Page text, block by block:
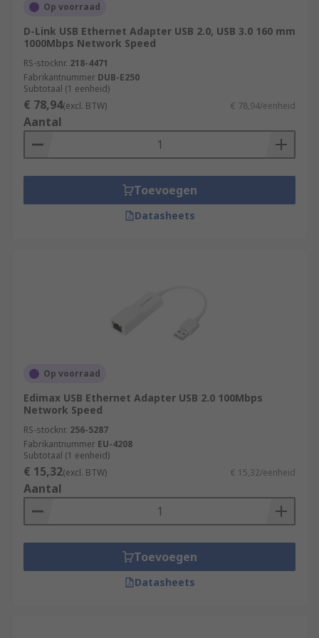
Op voorraad
D-Link USB Ethernet Adapter USB 2.0, USB 3.0 160 mm
1000Mbps Network Speed
RS-stocknr. 218-4471
Fabrikantnummer DUB-E250
Subtotaal (1 eenheid)
€ 78,94(excl. BTW) € 78,94/eenheid
Aantal
Toevoegen
Datasheets
Op voorraad
Edimax USB Ethernet Adapter USB 2.0 100Mbps
Network Speed
RS-stocknr. 256-5287
Fabrikantnummer EU-4208
Subtotaal (1 eenheid)
€ 15,32(excl. BTW) € 15,32/eenheid
Aantal
Toevoegen
Datasheets